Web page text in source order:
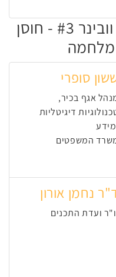
דוברים נוספים באירוע וובינר #3 - חוסן
מלחמה
סופרי
אגף בכיר,
דיגיטליות
המשפטים
נחמן אורון
ועדת התכנים